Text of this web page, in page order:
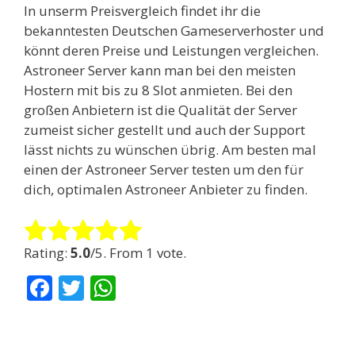
In unserm Preisvergleich findet ihr die
bekanntesten Deutschen Gameserverhoster und
könnt deren Preise und Leistungen vergleichen.
Astroneer Server kann man bei den meisten
Hostern mit bis zu 8 Slot anmieten. Bei den
großen Anbietern ist die Qualität der Server
zumeist sicher gestellt und auch der Support
lässt nichts zu wünschen übrig. Am besten mal
einen der Astroneer Server testen um den für
dich, optimalen Astroneer Anbieter zu finden.
Rate this item:
Rating: 5.0/5. From 1 vote.
F T